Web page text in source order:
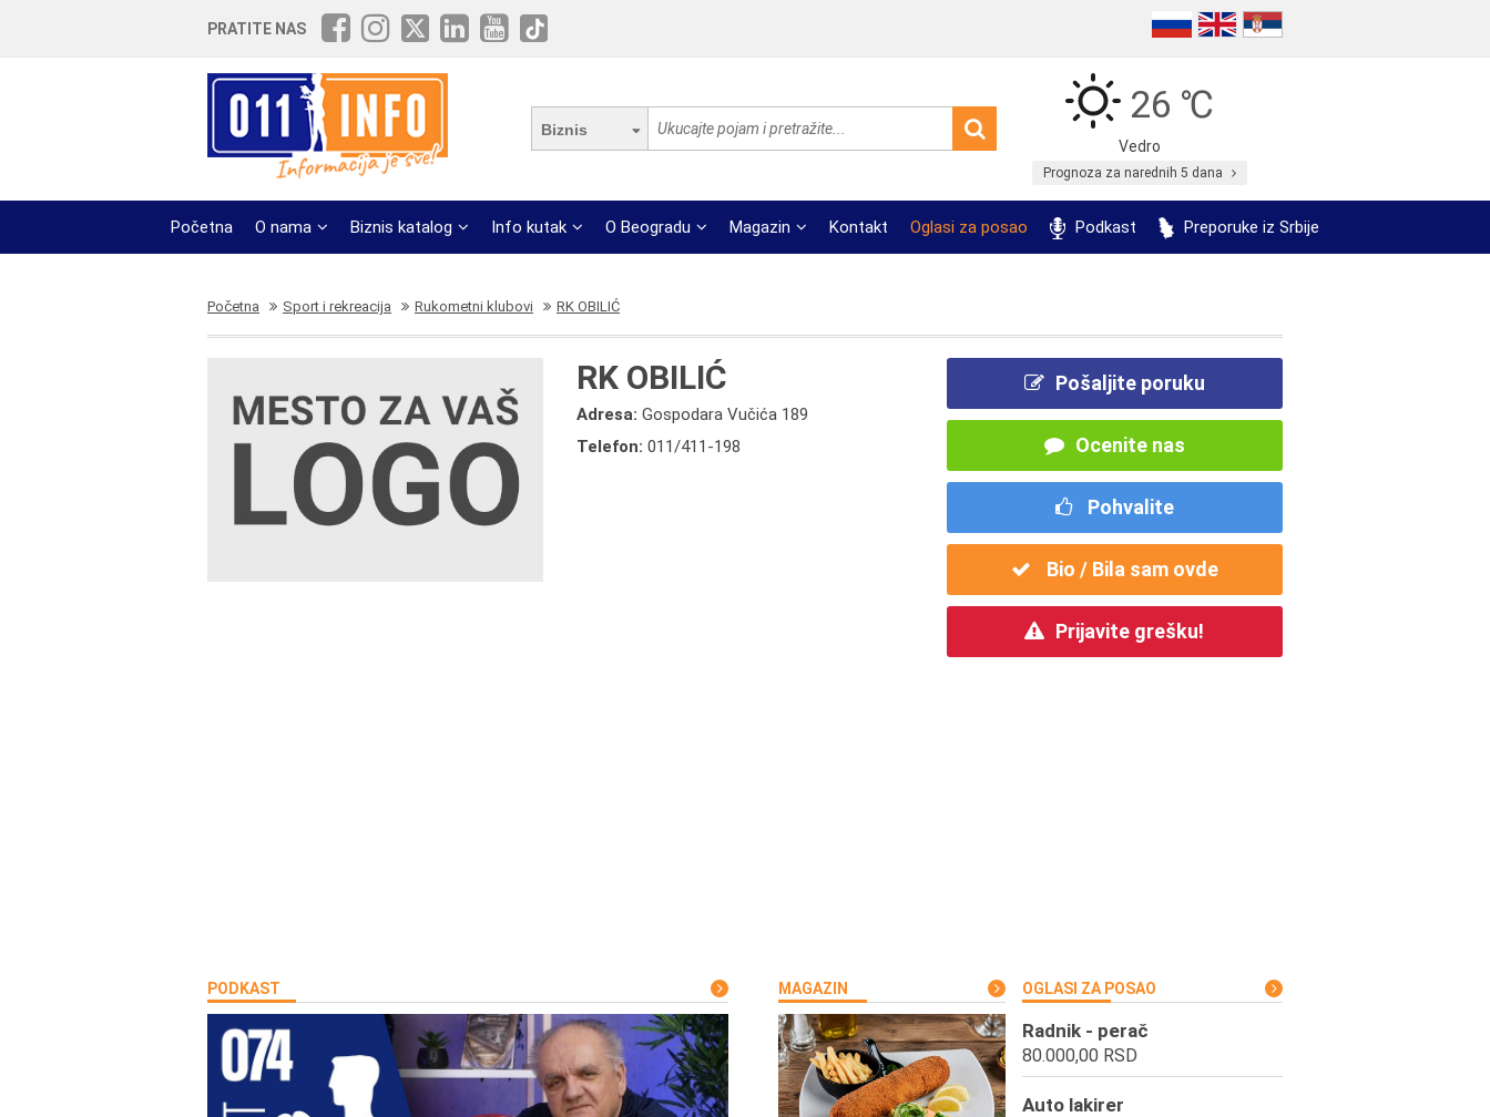
PRATITE NAS
Biznis
26 ℃
Vedro
Prognoza za narednih 5 dana
Početna O nama Biznis katalog Info kutak O Beogradu Magazin Kontakt Oglasi za posao Podkast Preporuke iz Srbije
Početna Sport i rekreacija Rukometni klubovi RK OBILIĆ
RK OBILIĆ
Adresa:Gospodara Vučića 189
Telefon:011/411-198
Pošaljite poruku
Ocenite nas
Pohvalite
Bio / Bila sam ovde
Prijavite grešku!
PODKAST MAGAZIN OGLASI ZA POSAO
Radnik - perač
80.000,00 RSD
Auto lakirer